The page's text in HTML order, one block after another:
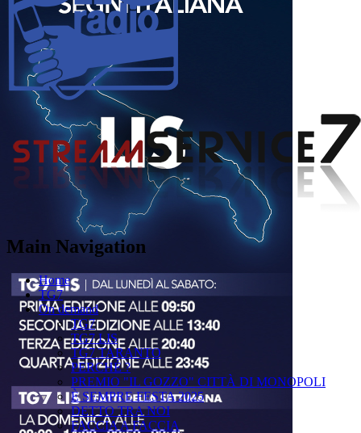
Main Navigation
Home
TG7
On demand
TG7
TG7 LIS
TG7 TARANTO
PERCHÉ ?
PREMIO "IL GOZZO" CITTÀ DI MONOPOLI
È SEMPRE FESTA 2025
DETTO TRA NOI
FACCIA A FACCIA